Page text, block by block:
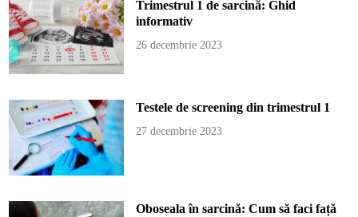
Trimestrul 1 de sarcină: Ghid
informativ
26 decembrie 2023
Testele de screening din trimestrul 1
27 decembrie 2023
Oboseala în sarcină: Cum să faci față